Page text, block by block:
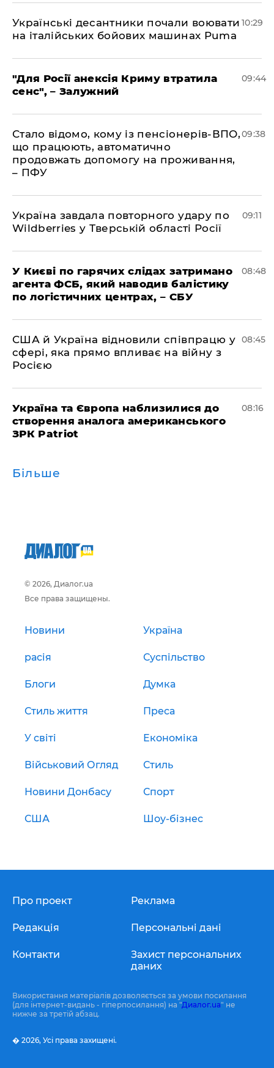
Українські десантники почали воювати
на італійських бойових машинах Puma
10:29
"Для Росії анексія Криму втратила
сенс", – Залужний
09:44
Стало відомо, кому із пенсіонерів-ВПО,
що працюють, автоматично
продовжать допомогу на проживання,
– ПФУ
09:38
Україна завдала повторного удару по
Wildberries у Тверській області Росії
09:11
У Києві по гарячих слідах затримано
агента ФСБ, який наводив балістику
по логістичних центрах, – СБУ
08:48
США й Україна відновили співпрацю у
сфері, яка прямо впливає на війну з
Росією
08:45
Україна та Європа наблизилися до
створення аналога американського
ЗРК Patriot
08:16
Більше
© 2026, Диалог.ua
Все права защищены.
Новини Україна
расія Суспільство
Блоги Думка
Стиль життя Преса
У світі Економіка
Військовий Огляд Стиль
Новини Донбасу Спорт
США Шоу-бізнес
Про проект
Редакція
Контакти
Реклама
Персональні дані
Захист персональних
даних
Використання матеріалів дозволяється за умови посилання
(для інтернет-видань - гіперпосилання) на "Диалог.ua" не
нижче за третій абзац.
� 2026, Усі права захищені.